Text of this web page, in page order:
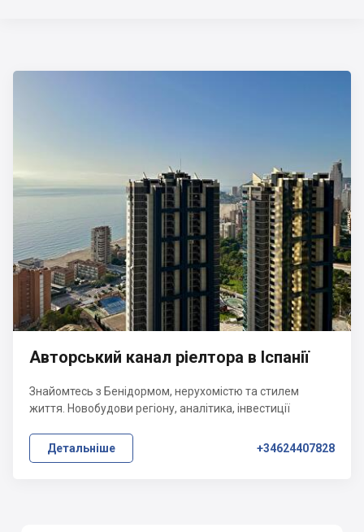
Авторський канал ріелтора в Іспанії
Знайомтесь з Бенідормом, нерухомістю та стилем
життя. Новобудови регіону, аналітика, інвестиції
Детальніше +34624407828